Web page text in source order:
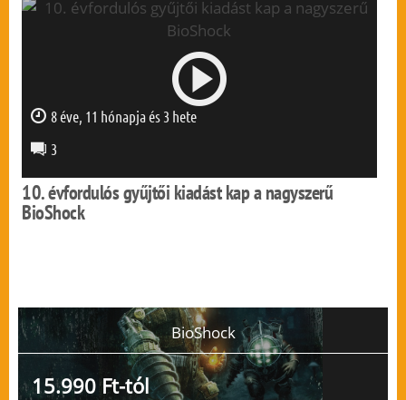
0 mp
8 éve, 11 hónapja és 3 hete
3
10. évfordulós gyűjtői kiadást kap a nagyszerű
BioShock
BioShock
15.990 Ft-tól